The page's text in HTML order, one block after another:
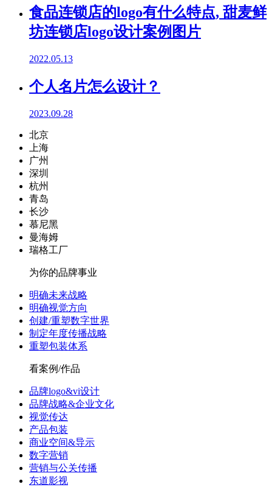
食品连锁店的logo有什么特点, 甜麦鲜
坊连锁店logo设计案例图片
2022.05.13
个人名片怎么设计？
2023.09.28
北京
上海
广州
深圳
杭州
青岛
长沙
慕尼黑
曼海姆
瑞格工厂
为你的品牌事业
明确未来战略
明确视觉方向
创建/重塑数字世界
制定年度传播战略
重塑包装体系
看案例/作品
品牌logo&vi设计
品牌战略&企业文化
视觉传达
产品包装
商业空间&导示
数字营销
营销与公关传播
东道影视